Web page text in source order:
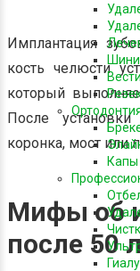
Капы
Имплантация
кость челюсти
который
После
коронка, мост или
Мифы об
после 50